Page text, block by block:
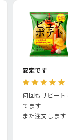
安定です
何回もリピート
てます
また注文します